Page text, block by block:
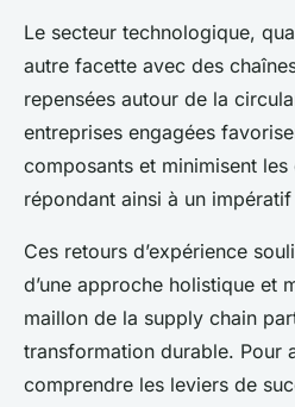
Le secteur technologique,
autre facette avec des
repensées autour de la
entreprises engagées
composants et minimisent
répondant ainsi à un
Ces retours d’expérience
d’une approche holistique et
maillon de la supply chain
transformation durable. Pour
comprendre les leviers de